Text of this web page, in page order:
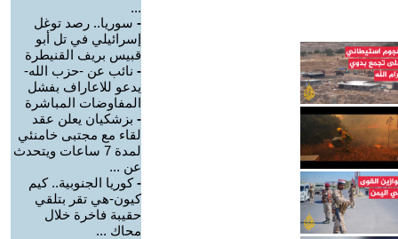
...
- سوريا.. رصد توغل
إسرائيلي في تل أبو
قبيس بريف القنيطرة
- نائب عن -حزب الله-
يدعو للاعاراف بفشل
المفاوضات المباشرة
- بزشكيان يعلن عقد
لقاء مع مجتبى خامنئي
لمدة 7 ساعات ويتحدث
عن ...
-كوريا الجنوبية.. كيم
كيون-هي تقر بتلقي
حقيبة فاخرة خلال
محاك ...